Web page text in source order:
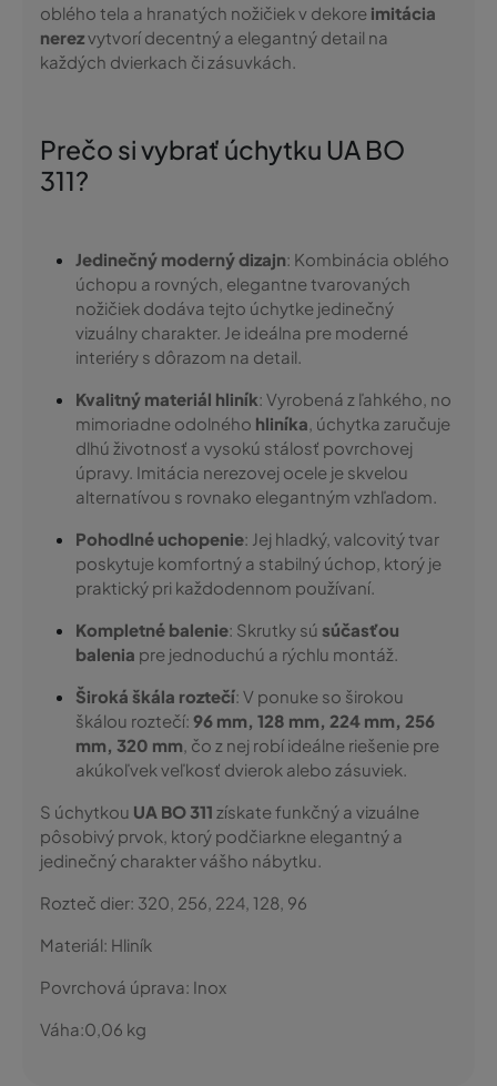
oblého tela a hranatých nožičiek v dekore imitácia
nerezvytvorí decentný a elegantný detail na
každých dvierkach či zásuvkách.
Prečo si vybrať úchytku UA BO
311?
Jedinečný moderný dizajn: Kombinácia oblého
úchopu a rovných, elegantne tvarovaných
nožičiek dodáva tejto úchytke jedinečný
vizuálny charakter. Je ideálna pre moderné
interiéry s dôrazom na detail.
Kvalitný materiál hliník: Vyrobená z ľahkého, no
mimoriadne odolného hliníka, úchytka zaručuje
dlhú životnosť a vysokú stálosť povrchovej
úpravy. Imitácia nerezovej ocele je skvelou
alternatívou s rovnako elegantným vzhľadom.
Pohodlné uchopenie: Jej hladký, valcovitý tvar
poskytuje komfortný a stabilný úchop, ktorý je
praktický pri každodennom používaní.
Kompletné balenie: Skrutky sú súčasťou
balenia pre jednoduchú a rýchlu montáž.
Široká škála roztečí: V ponuke so širokou
škálou roztečí: 96 mm, 128 mm, 224 mm, 256
mm, 320 mm, čo z nej robí ideálne riešenie pre
akúkoľvek veľkosť dvierok alebo zásuviek.
S úchytkou UA BO 311 získate funkčný a vizuálne
pôsobivý prvok, ktorý podčiarkne elegantný a
jedinečný charakter vášho nábytku.
Rozteč dier: 320, 256, 224, 128, 96
Materiál: Hliník
Povrchová úprava: Inox
Váha:0,06 kg